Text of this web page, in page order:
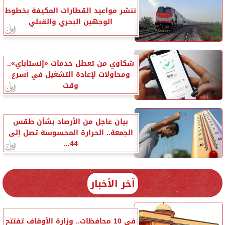
ننشر مواعيد القطارات المكيفة بخطوط
الوجهين البحري والقبلي
شكاوي من تعطل خدمات «إنستاباي»..
ومحاولات لإعادة التشغيل في أسرع
وقت
بيان عاجل من الأرصاد بشأن طقس
الجمعة.. الحرارة المحسوسة تصل إلى
44...
آخر الأخبار
في 10 محافظات.. وزارة الأوقاف تفتتح